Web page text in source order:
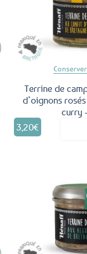
Terrine de
d’oignons
curry
3,20€